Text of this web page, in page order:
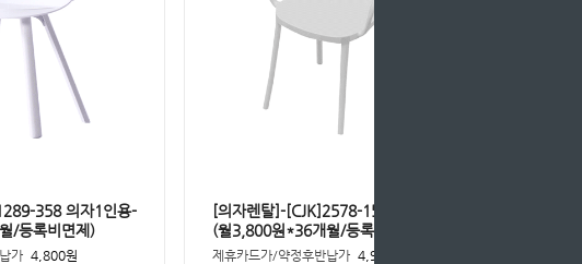
358 의자1인용-
/등록비면제)
가 4,800원
[의자렌탈]-[CJK]2578-157의자1인용-
(월3,800원*36개월/등록비면제)
제휴카드가/약정후반납가 4,900원